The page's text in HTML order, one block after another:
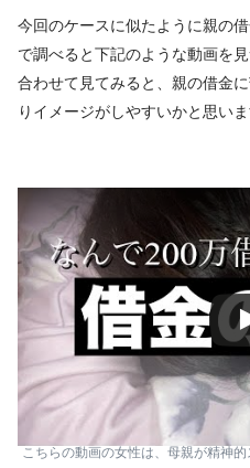
今回のケースに似たように親の
で調べると下記のような動画を
合わせて見てみると、親の借金
りイメージがしやすいかと思いま
こちらの動画の女性は、母親が精神